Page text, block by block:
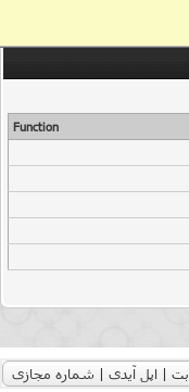
Function
| اپل آیدی | شماره مجازی